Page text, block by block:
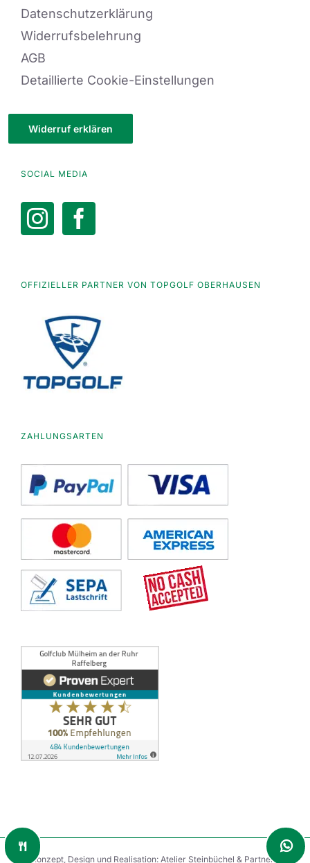
Datenschutzerklärung
Widerrufsbelehrung
AGB
Detaillierte Cookie-Einstellungen
Widerruf erklären
SOCIAL MEDIA
OFFIZIELLER PARTNER VON TOPGOLF OBERHAUSEN
ZAHLUNGSARTEN
Konzept, Design und Realisation: Atelier Steinbüchel & Partner